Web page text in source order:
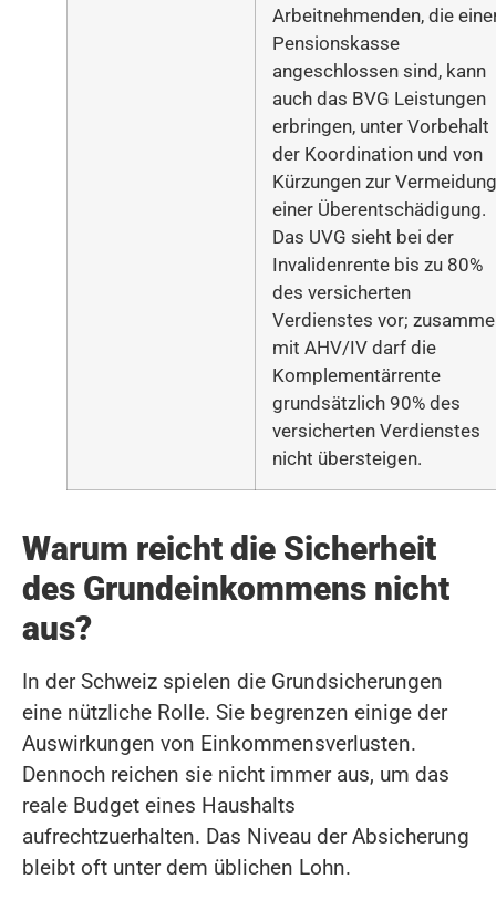
Arbeitnehmenden, die
Pensionskasse
angeschlossen sind, kann
auch das BVG Leistungen
erbringen, unter Vorbehalt
der Koordination und von
Kürzungen zur Vermeidung
einer Überentschädigung.
Das UVG sieht bei der
Invalidenrente bis zu 80%
des versicherten
Verdienstes vor;
mit AHV/IV darf die
Komplementärrente
grundsätzlich 90% des
versicherten Verdienstes
nicht übersteigen.
Warum reicht die Sicherheit
des Grundeinkommens nicht
aus?
In der Schweiz spielen die Grundsicherungen
eine nützliche Rolle. Sie begrenzen einige der
Auswirkungen von Einkommensverlusten.
Dennoch reichen sie nicht immer aus, um das
reale Budget eines Haushalts
aufrechtzuerhalten. Das Niveau der Absicherung
bleibt oft unter dem üblichen Lohn.